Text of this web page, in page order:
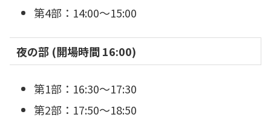
第4部：14:00〜15:00
夜の部 (開場時間 16:00)
第1部：16:30〜17:30
第2部：17:50〜18:50